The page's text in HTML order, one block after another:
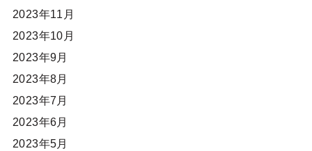
2023年11月
2023年10月
2023年9月
2023年8月
2023年7月
2023年6月
2023年5月